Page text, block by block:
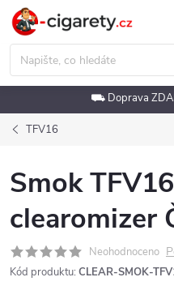
Přejít
obsah
⛟ Doprava
TFV16
Smok
clearomizer
Neohodnoceno
Kód produktu: CLEAR-SMOK-